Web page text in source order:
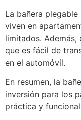
La bañera
viven en
limitados.
que es fácil de
en el automóvil.
En resumen, la
inversión para los
práctica y